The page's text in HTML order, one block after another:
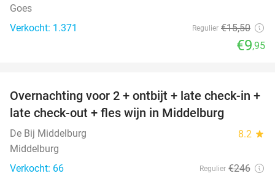
Goes
Verkocht: 1.371
Regulier €15,50
€9,95
52%
Overnachting voor 2 + ontbijt + late check-in +
late check-out + fles wijn in Middelburg
De Bij Middelburg 8.2 star
Middelburg
Verkocht: 66
Regulier €246